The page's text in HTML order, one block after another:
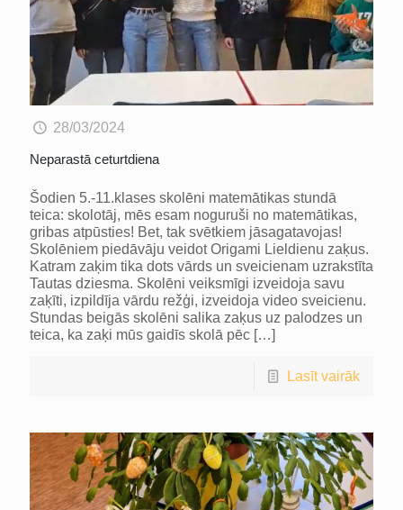
28/03/2024
Neparastā ceturtdiena
Šodien 5.-11.klases skolēni matemātikas stundā
teica: skolotāj, mēs esam noguruši no matemātikas,
gribas atpūsties! Bet, tak svētkiem jāsagatavojas!
Skolēniem piedāvāju veidot Origami Lieldienu zaķus.
Katram zaķim tika dots vārds un sveicienam uzrakstīta
Tautas dziesma. Skolēni veiksmīgi izveidoja savu
zaķīti, izpildīja vārdu režģi, izveidoja video sveicienu.
Stundas beigās skolēni salika zaķus uz palodzes un
teica, ka zaķi mūs gaidīs skolā pēc […]
Lasīt vairāk